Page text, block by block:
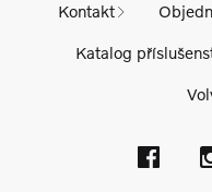
Kontakt
Katalog